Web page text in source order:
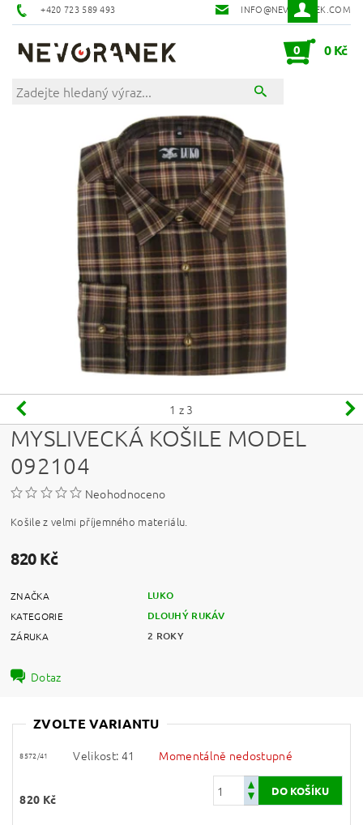
+420 723 589 493 INFO@NEVORANEK.COM
0 0 Kč
1 z 3
MYSLIVECKÁ KOŠILE MODEL
092104
Neohodnoceno
Košile z velmi příjemného materiálu.
820 Kč
ZNAČKA LUKO
KATEGORIE DLOUHÝ RUKÁV
ZÁRUKA 2 ROKY
Dotaz
ZVOLTE VARIANTU
8572/41 Velikost: 41 Momentálně nedostupné
820 Kč